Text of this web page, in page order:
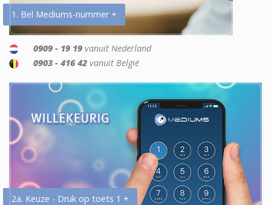
1. Bel Mediums-nummer +
0909 - 19 19 vanuit Nederland
0903 - 416 42 vanuit België
2a. Keuze - Druk op toets 1 +